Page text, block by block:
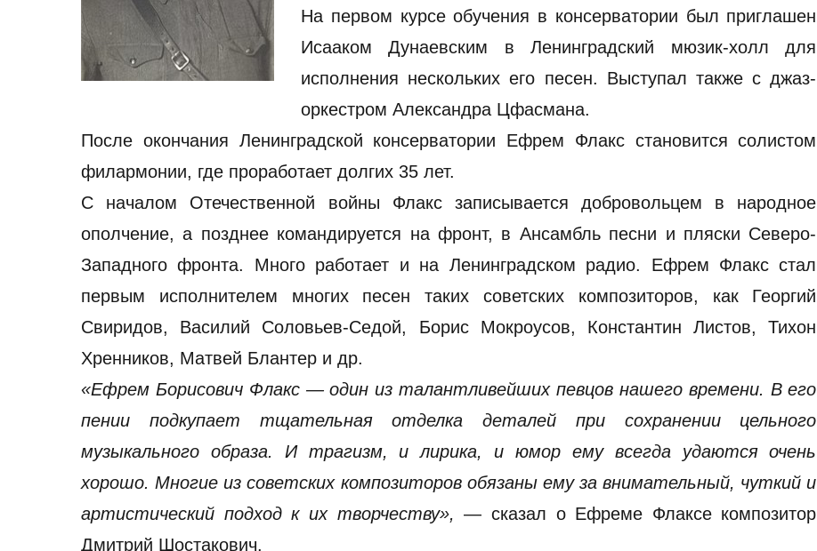
На первом курсе обучения в консерватории был приглашен
Исааком Дунаевским в Ленинградский мюзик-холл для
исполнения нескольких его песен. Выступал также с джаз-
оркестром Александра Цфасмана.
После окончания Ленинградской консерватории Ефрем Флакс становится солистом
филармонии, где проработает долгих 35 лет.
С началом Отечественной войны Флакс записывается добровольцем в народное
ополчение, а позднее командируется на фронт, в Ансамбль песни и пляски Северо-
Западного фронта. Много работает и на Ленинградском радио. Ефрем Флакс стал
первым исполнителем многих песен таких советских композиторов, как Георгий
Свиридов, Василий Соловьев-Седой, Борис Мокроусов, Константин Листов, Тихон
Хренников, Матвей Блантер и др.
«Ефрем Борисович Флакс — один из талантливейших певцов нашего времени. В его
пении подкупает тщательная отделка деталей при сохранении цельного
музыкального образа. И трагизм, и лирика, и юмор ему всегда удаются очень
хорошо. Многие из советских композиторов обязаны ему за внимательный, чуткий и
артистический подход к их творчеству», — сказал о Ефреме Флаксе композитор
Дмитрий Шостакович.